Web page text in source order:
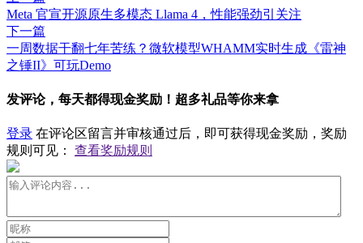
Meta 官宣开源原生多模态 Llama 4，性能强劲引关注
下一篇
一周数据干翻七年苦练？微软模型WHAMM实时生成《雷神
之锤II》可玩Demo
发评论，每天都得现金奖励！超多礼品等你来拿
登录 在评论区留言并审核通过后，即可获得现金奖励，奖励
规则可见： 查看奖励规则